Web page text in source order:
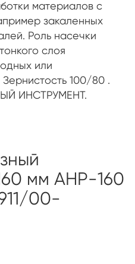
материалов с
закаленных
Роль насечки
слоя
или
100/80 .
ИНСТРУМЕНТ.
мм АНР-160
00-